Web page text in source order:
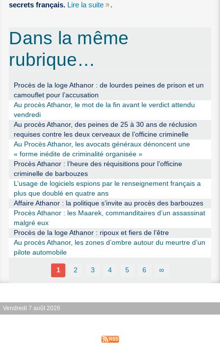
secrets français. Lire la suite .
Dans la même
rubrique…
Procès de la loge Athanor : de lourdes peines de prison et un
camouflet pour l’accusation
Au procès Athanor, le mot de la fin avant le verdict attendu
vendredi
Au procès Athanor, des peines de 25 à 30 ans de réclusion
requises contre les deux cerveaux de l’officine criminelle
Au Procès Athanor, les avocats généraux dénoncent une
« forme inédite de criminalité organisée »
Procès Athanor : l’heure des réquisitions pour l’officine
criminelle de barbouzes
L’usage de logiciels espions par le renseignement français a
plus que doublé en quatre ans
Affaire Athanor : la politique s’invite au procès des barbouzes
Procès Athanor : les Maarek, commanditaires d’un assassinat
malgré eux
Procès de la loge Athanor : ripoux et fiers de l’être
Au procès Athanor, les zones d’ombre autour du meurtre d’un
pilote automobile
1 2 3 4 5 6 ∞
Vendredi 7 août 2026